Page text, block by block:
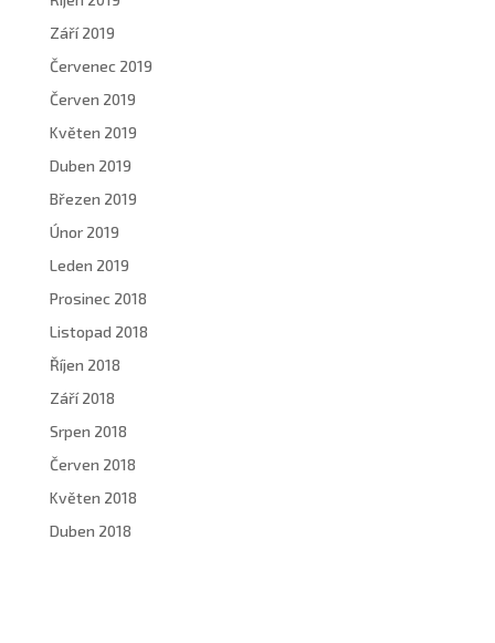
Září 2019
Červenec 2019
Červen 2019
Květen 2019
Duben 2019
Březen 2019
Únor 2019
Leden 2019
Prosinec 2018
Listopad 2018
Říjen 2018
Září 2018
Srpen 2018
Červen 2018
Květen 2018
Duben 2018